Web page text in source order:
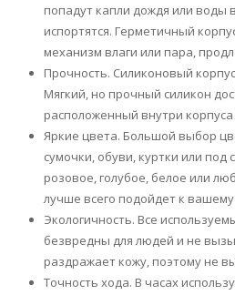
попадут капли дождя или воды
испортятся. Герметичный
механизм влаги или пара,
Прочность. Силиконовый
Мягкий, но прочный силикон
расположенный внутри
Яркие цвета. Большой выбор
сумочки, обуви, куртки или
розовое, голубое, белое или
лучше всего подойдет к
Экологичность. Все
безвредны для людей и не
раздражает кожу, поэтому не
Точность хода. В часах